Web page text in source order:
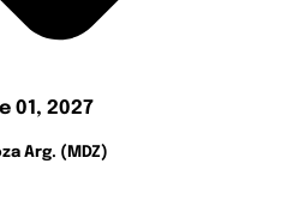
01, 2027
Arg. (MDZ)